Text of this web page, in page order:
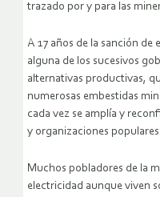
trazado por y para las
A 17 años de la sanción de
alguna de los sucesivos
alternativas productivas,
numerosas embestidas
cada vez se amplía y
y organizaciones populares.
Muchos pobladores de la
electricidad aunque viven